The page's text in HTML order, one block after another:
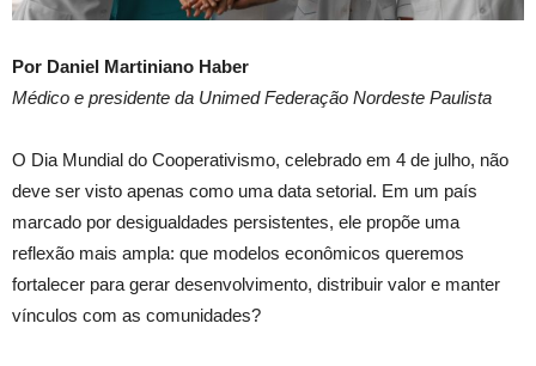
Por Daniel Martiniano Haber
Médico e presidente da Unimed Federação Nordeste Paulista
O Dia Mundial do Cooperativismo, celebrado em 4 de julho, não
deve ser visto apenas como uma data setorial. Em um país
marcado por desigualdades persistentes, ele propõe uma
reflexão mais ampla: que modelos econômicos queremos
fortalecer para gerar desenvolvimento, distribuir valor e manter
vínculos com as comunidades?